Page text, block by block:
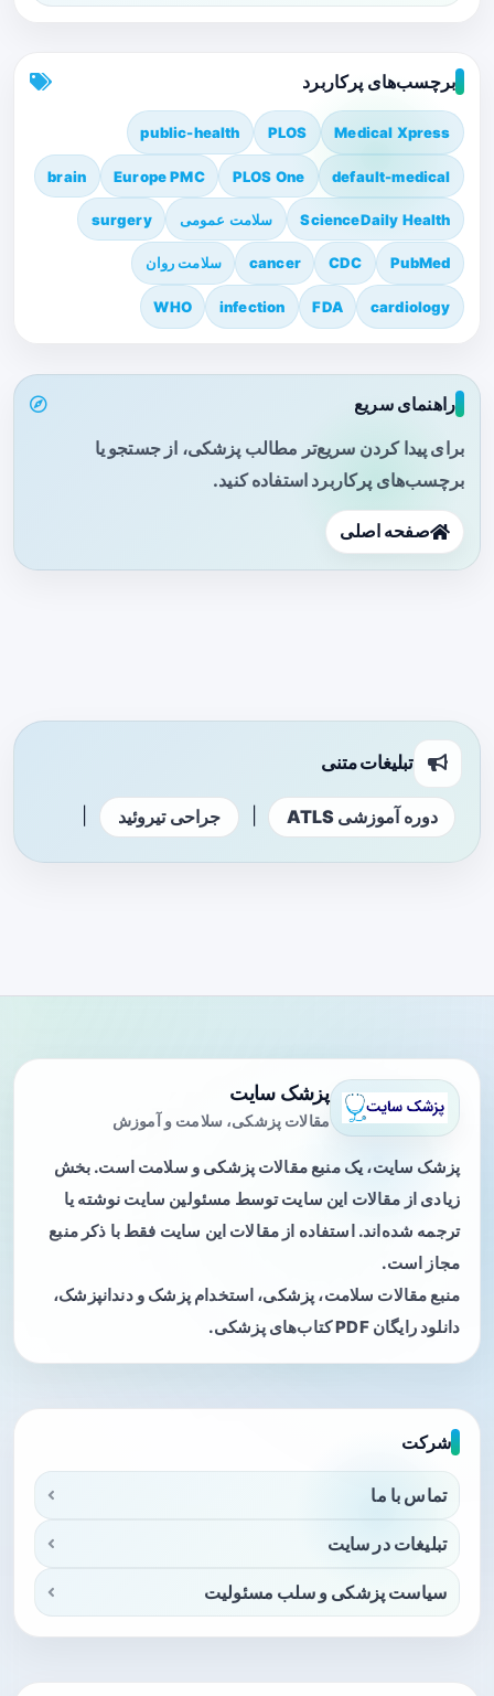
برچسب‌های پرکاربرد
Medical Xpress
PLOS
public-health
default-medical
PLOS One
Europe PMC
brain
ScienceDaily Health سلامت عمومی surgery
PubMed
CDC
cancer سلامت روان
cardiology
FDA
infection
WHO
راهنمای سریع
برای پیدا کردن سریع‌تر مطالب پزشکی، از جستجو یا
برچسب‌های پرکاربرد استفاده کنید.
صفحه اصلی
تبلیغات متنی
دوره آموزشی ATLS جراحی تیروئید
پزشک سایت
مقالات پزشکی، سلامت و آموزش
پزشک سایت، یک منبع مقالات پزشکی و سلامت است. بخش
زیادی از مقالات این سایت توسط مسئولین سایت نوشته یا
ترجمه شده‌اند. استفاده از مقالات این سایت فقط با ذکر منبع
مجاز است.
منبع مقالات سلامت، پزشکی، استخدام پزشک و دندانپزشک،
دانلود رایگان PDF کتاب‌های پزشکی.
شرکت
تماس با ما
تبلیغات در سایت
سیاست پزشکی و سلب مسئولیت